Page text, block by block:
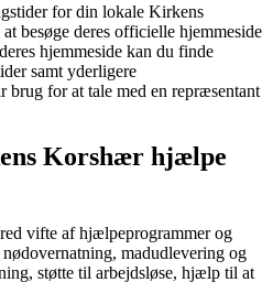
for din lokale Kirkens
besøge deres officielle hjemmeside
hjemmeside kan du finde
samt yderligere
brug for at tale med en repræsentant
Korshær hjælpe
vifte af hjælpeprogrammer og
madudlevering og
støtte til arbejdsløse, hjælp til at